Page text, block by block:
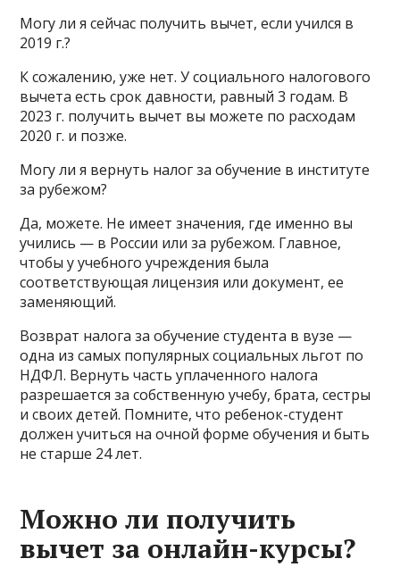
Могу ли я сейчас получить вычет, если учился в
2019 г.?
К сожалению, уже нет. У социального налогового
вычета есть срок давности, равный 3 годам. В
2023 г. получить вычет вы можете по расходам
2020 г. и позже.
Могу ли я вернуть налог за обучение в институте
за рубежом?
Да, можете. Не имеет значения, где именно вы
учились — в России или за рубежом. Главное,
чтобы у учебного учреждения была
соответствующая лицензия или документ, ее
заменяющий.
Возврат налога за обучение студента в вузе —
одна из самых популярных социальных льгот по
НДФЛ. Вернуть часть уплаченного налога
разрешается за собственную учебу, брата, сестры
и своих детей. Помните, что ребенок-студент
должен учиться на очной форме обучения и быть
не старше 24 лет.
Можно ли получить
вычет за онлайн-курсы?